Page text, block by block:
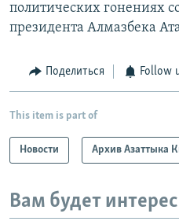
политических гонениях
президента Алмазбека
Поделиться Follow
This item is part of
Новости Архив Азаттыка
Вам будет